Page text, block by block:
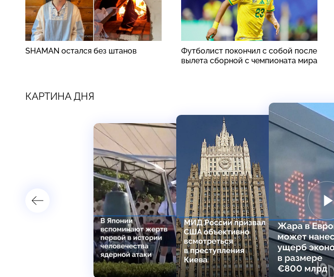
SHAMAN остался без штанов
Футболист покончил с собой после
вылета сборной с чемпионата мира
КАРТИНА ДНЯ